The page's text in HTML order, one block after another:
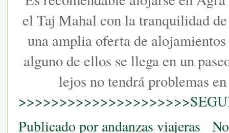
el Taj Mahal con la tranquilidad
una amplia oferta de
alguno de ellos se llega en un
lejos no tendrá problemas
Publicado porandanzas viajeras